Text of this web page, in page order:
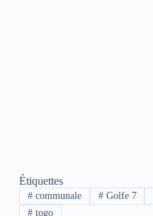
Étiquettes
#communale #Golfe 7
#togo